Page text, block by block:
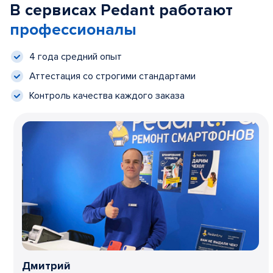
В сервисах Pedant работают
профессионалы
4 года средний опыт
Аттестация со строгими стандартами
Контроль качества каждого заказа
Дмитрий